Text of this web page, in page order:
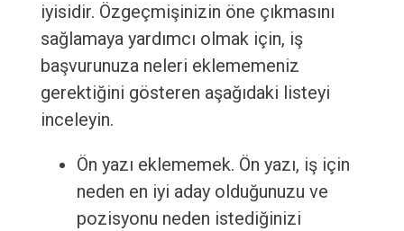
iyisidir. Özgeçmişinizin öne çıkmasını
sağlamaya yardımcı olmak için, iş
başvurunuza neleri eklememeniz
gerektiğini gösteren aşağıdaki listeyi
inceleyin.
Ön yazı eklememek. Ön yazı, iş için
neden en iyi aday olduğunuzu ve
pozisyonu neden istediğinizi